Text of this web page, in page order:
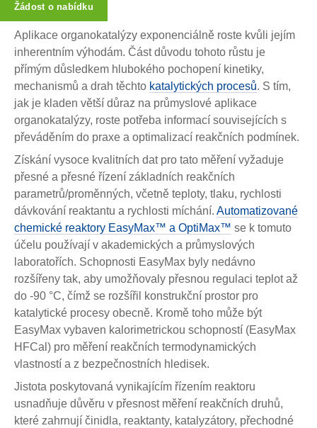
Žádost o nabídku
Aplikace organokatalýzy exponenciálně roste kvůli jejím
inherentním výhodám. Část důvodu tohoto růstu je
přímým důsledkem hlubokého pochopení kinetiky,
mechanismů a drah těchto katalytických procesů. S tím,
jak je kladen větší důraz na průmyslové aplikace
organokatalýzy, roste potřeba informací souvisejících s
převáděním do praxe a optimalizací reakčních podmínek.
Získání vysoce kvalitních dat pro tato měření vyžaduje
přesné a přesné řízení základních reakčních
parametrů/proměnných, včetně teploty, tlaku, rychlosti
dávkování reaktantu a rychlosti míchání. Automatizované
chemické reaktory EasyMax™ a OptiMax™ se k tomuto
účelu používají v akademických a průmyslových
laboratořích. Schopnosti EasyMax byly nedávno
rozšířeny tak, aby umožňovaly přesnou regulaci teplot až
do -90 °C, čímž se rozšířil konstrukční prostor pro
katalytické procesy obecně. Kromě toho může být
EasyMax vybaven kalorimetrickou schopností (EasyMax
HFCal) pro měření reakčních termodynamických
vlastností a z bezpečnostních hledisek.
Jistota poskytovaná vynikajícím řízením reaktoru
usnadňuje důvěru v přesnost měření reakčních druhů,
které zahrnují činidla, reaktanty, katalyzátory, přechodné